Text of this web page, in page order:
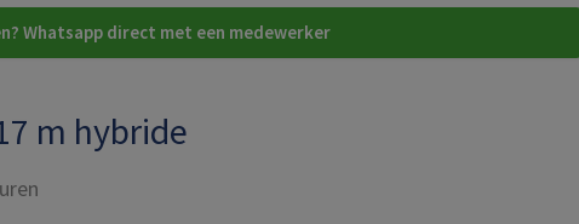
Whatsapp direct met een medewerker
m hybride